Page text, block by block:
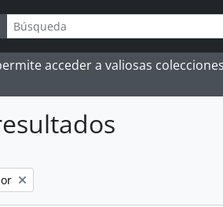
options
acceder a valiosas